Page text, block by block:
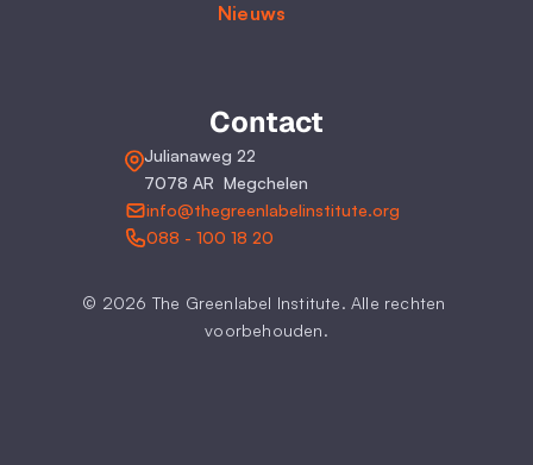
Nieuws
Contact
Julianaweg 22
7078 AR  Megchelen
info@thegreenlabelinstitute.org
088 - 100 18 20
© 2026 The Greenlabel Institute. Alle rechten
voorbehouden.